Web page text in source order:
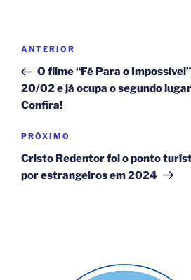
Navegação
Post
Post
anterior
ANTERIOR
O filme “Fé Para o
20/02 e já ocupa o segundo
Confira!
Próximo
post
PRÓXIMO
Cristo Redentor foi o ponto
por estrangeiros em 2024